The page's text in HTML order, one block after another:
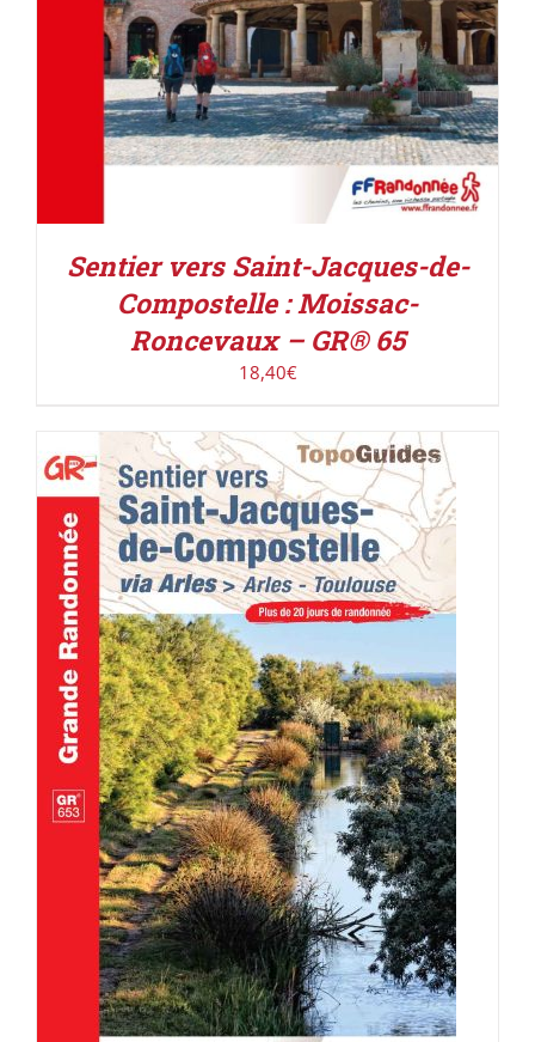
Sentier vers Saint-Jacques-de-
Compostelle : Moissac-
Roncevaux – GR® 65
18,40€
AJOUTER AU PANIER / DÉTAILS